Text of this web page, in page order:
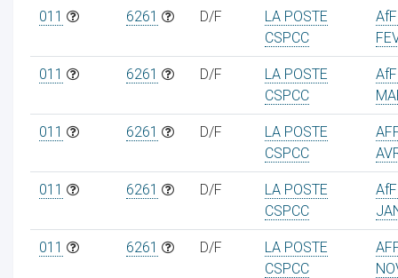
011 6261 D/F
LA POSTE
CSPCC
011 6261 D/F
LA POSTE
CSPCC
011 6261 D/F
LA POSTE
CSPCC
011 6261 D/F
LA POSTE
CSPCC
011 6261 D/F
LA POSTE
CSPCC